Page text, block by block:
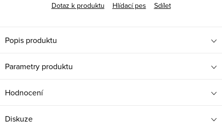
Dotaz k produktu
Hlídací pes Sdílet
Popis produktu
Parametry produktu
Hodnocení
Diskuze